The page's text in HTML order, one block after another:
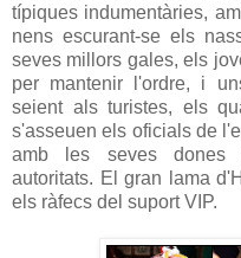
típiques indumentàries,
nens escurant-se els
seves millors gales, els
per mantenir l'ordre, i
seient als turistes, els
s'asseuen els oficials de
amb les seves dones
autoritats. El gran lama d'
els ràfecs del suport VIP.